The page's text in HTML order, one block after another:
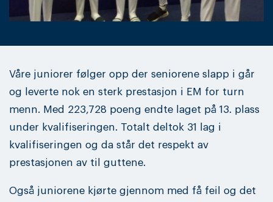
Våre juniorer følger opp der seniorene slapp i går
og leverte nok en sterk prestasjon i EM for turn
menn. Med 223,728 poeng endte laget på 13. plass
under kvalifiseringen. Totalt deltok 31 lag i
kvalifiseringen og da står det respekt av
prestasjonen av til guttene.
Også juniorene kjørte gjennom med få feil og det